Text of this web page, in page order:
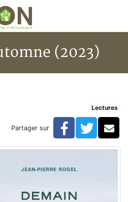
(2023)
(2023)
Lectures
Partager sur Facebook